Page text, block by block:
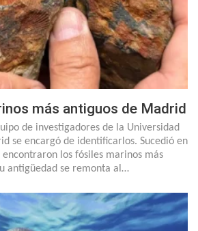
más antiguos de Madrid
de investigadores de la Universidad
se encargó de identificarlos. Sucedió en
encontraron los fósiles marinos más
antigüedad se remonta al…